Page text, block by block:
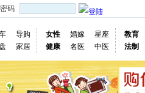
密码
导购
家居
女性 婚嫁
星座
健康
名医 中医
教育
法制